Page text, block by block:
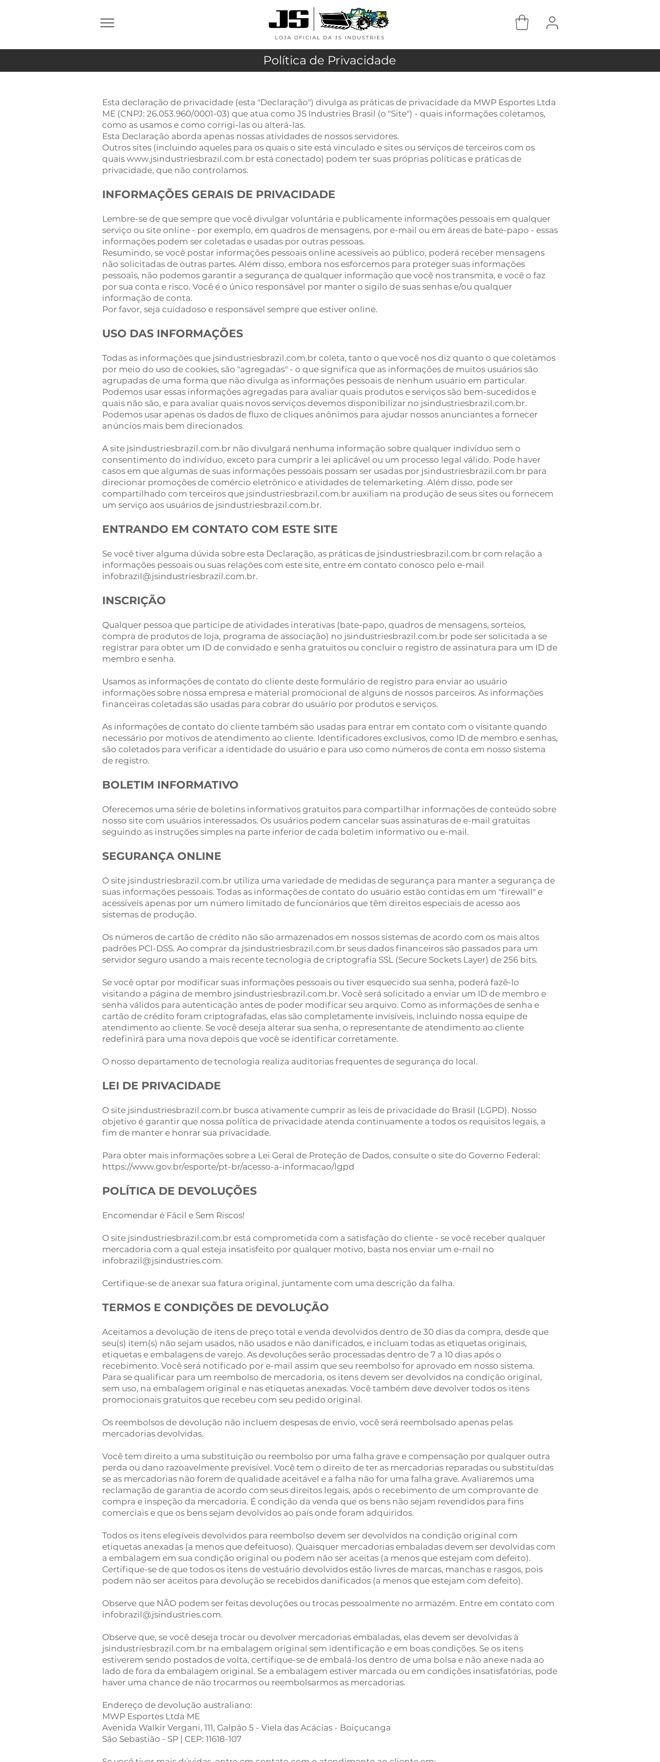
LOJA OFICIAL DA JS INDUSTRIES
Política de Privacidade
Esta declaração de privacidade (esta "Declaração") divulga as práticas de privacidade da MWP Esportes Ltda
ME (CNPJ: 26.053.960/0001-03) que atua como JS Industries Brasil (o "Site") - quais informações coletamos,
como as usamos e como corrigi-las ou alterá-las.
Esta Declaração aborda apenas nossas atividades de nossos servidores.
Outros sites (incluindo aqueles para os quais o site está vinculado e sites ou serviços de terceiros com os
quais www.jsindustriesbrazil.com.br está conectado) podem ter suas próprias políticas e práticas de
privacidade, que não controlamos.
INFORMAÇÕES GERAIS DE PRIVACIDADE
Lembre-se de que sempre que você divulgar voluntária e publicamente informações pessoais em qualquer
serviço ou site online - por exemplo, em quadros de mensagens, por e-mail ou em áreas de bate-papo - essas
informações podem ser coletadas e usadas por outras pessoas.
Resumindo, se você postar informações pessoais online acessíveis ao público, poderá receber mensagens
não solicitadas de outras partes. Além disso, embora nos esforcemos para proteger suas informações
pessoais, não podemos garantir a segurança de qualquer informação que você nos transmita, e você o faz
por sua conta e risco. Você é o único responsável por manter o sigilo de suas senhas e/ou qualquer
informação de conta.
Por favor, seja cuidadoso e responsável sempre que estiver online.
USO DAS INFORMAÇÕES
Todas as informações que jsindustriesbrazil.com.br coleta, tanto o que você nos diz quanto o que coletamos
por meio do uso de cookies, são "agregadas" - o que significa que as informações de muitos usuários são
agrupadas de uma forma que não divulga as informações pessoais de nenhum usuário em particular.
Podemos usar essas informações agregadas para avaliar quais produtos e serviços são bem-sucedidos e
quais não são, e para avaliar quais novos serviços devemos disponibilizar no jsindustriesbrazil.com.br.
Podemos usar apenas os dados de fluxo de cliques anônimos para ajudar nossos anunciantes a fornecer
anúncios mais bem direcionados.
A site jsindustriesbrazil.com.br não divulgará nenhuma informação sobre qualquer indivíduo sem o
consentimento do indivíduo, exceto para cumprir a lei aplicável ou um processo legal válido. Pode haver
casos em que algumas de suas informações pessoais possam ser usadas por jsindustriesbrazil.com.br para
direcionar promoções de comércio eletrônico e atividades de telemarketing. Além disso, pode ser
compartilhado com terceiros que jsindustriesbrazil.com.br auxiliam na produção de seus sites ou fornecem
um serviço aos usuários de jsindustriesbrazil.com.br.
ENTRANDO EM CONTATO COM ESTE SITE
Se você tiver alguma dúvida sobre esta Declaração, as práticas de jsindustriesbrazil.com.br com relação a
informações pessoais ou suas relações com este site, entre em contato conosco pelo e-mail
infobrazil@jsindustriesbrazil.com.br.
INSCRIÇÃO
Qualquer pessoa que participe de atividades interativas (bate-papo, quadros de mensagens, sorteios,
compra de produtos de loja, programa de associação) no jsindustriesbrazil.com.br pode ser solicitada a se
registrar para obter um ID de convidado e senha gratuitos ou concluir o registro de assinatura para um ID de
membro e senha.
Usamos as informações de contato do cliente deste formulário de registro para enviar ao usuário
informações sobre nossa empresa e material promocional de alguns de nossos parceiros. As informações
financeiras coletadas são usadas para cobrar do usuário por produtos e serviços.
As informações de contato do cliente também são usadas para entrar em contato com o visitante quando
necessário por motivos de atendimento ao cliente. Identificadores exclusivos, como ID de membro e senhas,
são coletados para verificar a identidade do usuário e para uso como números de conta em nosso sistema
de registro.
BOLETIM INFORMATIVO
Oferecemos uma série de boletins informativos gratuitos para compartilhar informações de conteúdo sobre
nosso site com usuários interessados. Os usuários podem cancelar suas assinaturas de e-mail gratuitas
seguindo as instruções simples na parte inferior de cada boletim informativo ou e-mail.
SEGURANÇA ONLINE
O site jsindustriesbrazil.com.br utiliza uma variedade de medidas de segurança para manter a segurança de
suas informações pessoais. Todas as informações de contato do usuário estão contidas em um "firewall" e
acessíveis apenas por um número limitado de funcionários que têm direitos especiais de acesso aos
sistemas de produção.
Os números de cartão de crédito não são armazenados em nossos sistemas de acordo com os mais altos
padrões PCI-DSS. Ao comprar da jsindustriesbrazil.com.br seus dados financeiros são passados para um
servidor seguro usando a mais recente tecnologia de criptografia SSL (Secure Sockets Layer) de 256 bits.
Se você optar por modificar suas informações pessoais ou tiver esquecido sua senha, poderá fazê-lo
visitando a página de membro jsindustriesbrazil.com.br. Você será solicitado a enviar um ID de membro e
senha válidos para autenticação antes de poder modificar seu arquivo. Como as informações de senha e
cartão de crédito foram criptografadas, elas são completamente invisíveis, incluindo nossa equipe de
atendimento ao cliente. Se você deseja alterar sua senha, o representante de atendimento ao cliente
redefinirá para uma nova depois que você se identificar corretamente.
O nosso departamento de tecnologia realiza auditorias frequentes de segurança do local.
LEI DE PRIVACIDADE
O site jsindustriesbrazil.com.br busca ativamente cumprir as leis de privacidade do Brasil (LGPD). Nosso
objetivo é garantir que nossa política de privacidade atenda continuamente a todos os requisitos legais, a
fim de manter e honrar sua privacidade.
Para obter mais informações sobre a Lei Geral de Proteção de Dados, consulte o site do Governo Federal:
https://www.gov.br/esporte/pt-br/acesso-a-informacao/lgpd
POLÍTICA DE DEVOLUÇÕES
Encomendar é Fácil e Sem Riscos!
O site jsindustriesbrazil.com.br está comprometida com a satisfação do cliente - se você receber qualquer
mercadoria com a qual esteja insatisfeito por qualquer motivo, basta nos enviar um e-mail no
infobrazil@jsindustries.com.
Certifique-se de anexar sua fatura original, juntamente com uma descrição da falha.
TERMOS E CONDIÇÕES DE DEVOLUÇÃO
Aceitamos a devolução de itens de preço total e venda devolvidos dentro de 30 dias da compra, desde que
seu(s) item(s) não sejam usados, não usados e não danificados, e incluam todas as etiquetas originais,
etiquetas e embalagens de varejo. As devoluções serão processadas dentro de 7 a 10 dias após o
recebimento. Você será notificado por e-mail assim que seu reembolso for aprovado em nosso sistema.
Para se qualificar para um reembolso de mercadoria, os itens devem ser devolvidos na condição original,
sem uso, na embalagem original e nas etiquetas anexadas. Você também deve devolver todos os itens
promocionais gratuitos que recebeu com seu pedido original.
Os reembolsos de devolução não incluem despesas de envio, você será reembolsado apenas pelas
mercadorias devolvidas.
Você tem direito a uma substituição ou reembolso por uma falha grave e compensação por qualquer outra
perda ou dano razoavelmente previsível. Você tem o direito de ter as mercadorias reparadas ou substituídas
se as mercadorias não forem de qualidade aceitável e a falha não for uma falha grave. Avaliaremos uma
reclamação de garantia de acordo com seus direitos legais, após o recebimento de um comprovante de
compra e inspeção da mercadoria. É condição da venda que os bens não sejam revendidos para fins
comerciais e que os bens sejam devolvidos ao país onde foram adquiridos.
Todos os itens elegíveis devolvidos para reembolso devem ser devolvidos na condição original com
etiquetas anexadas (a menos que defeituoso). Quaisquer mercadorias embaladas devem ser devolvidas com
a embalagem em sua condição original ou podem não ser aceitas (a menos que estejam com defeito).
Certifique-se de que todos os itens de vestuário devolvidos estão livres de marcas, manchas e rasgos, pois
podem não ser aceitos para devolução se recebidos danificados (a menos que estejam com defeito).
Observe que NÃO podem ser feitas devoluções ou trocas pessoalmente no armazém. Entre em contato com
infobrazil@jsindustries.com.
Observe que, se você deseja trocar ou devolver mercadorias embaladas, elas devem ser devolvidas à
jsindustriesbrazil.com.br na embalagem original sem identificação e em boas condições. Se os itens
estiverem sendo postados de volta, certifique-se de embalá-los dentro de uma bolsa e não anexe nada ao
lado de fora da embalagem original. Se a embalagem estiver marcada ou em condições insatisfatórias, pode
haver uma chance de não trocarmos ou reembolsarmos as mercadorias.
Endereço de devolução australiano:
MWP Esportes Ltda ME
Avenida Walkir Vergani, 111, Galpão 5 - Viela das Acácias - Boiçucanga
São Sebastião - SP | CEP: 11618-107